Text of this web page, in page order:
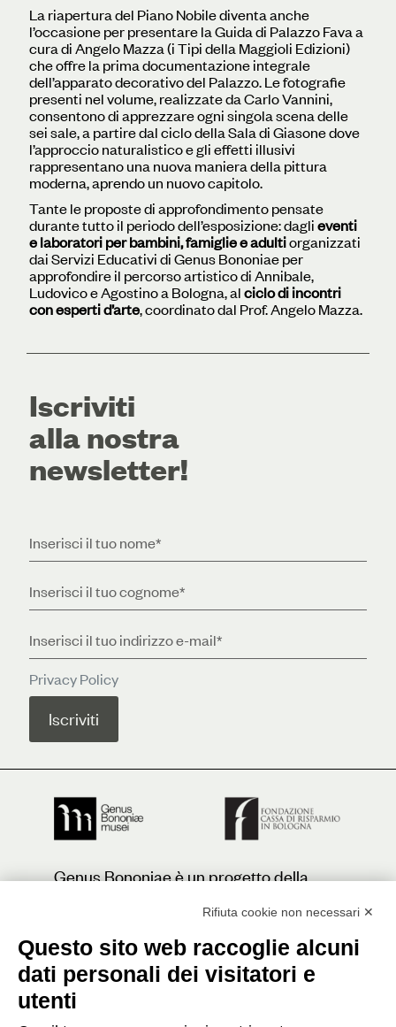
La riapertura del Piano Nobile diventa anche
l’occasione per presentare la Guida di Palazzo Fava a
cura di Angelo Mazza (i Tipi della Maggioli Edizioni)
che offre la prima documentazione integrale
dell’apparato decorativo del Palazzo. Le fotografie
presenti nel volume, realizzate da Carlo Vannini,
consentono di apprezzare ogni singola scena delle
sei sale, a partire dal ciclo della Sala di Giasone dove
l’approccio naturalistico e gli effetti illusivi
rappresentano una nuova maniera della pittura
moderna, aprendo un nuovo capitolo.
Tante le proposte di approfondimento pensate
durante tutto il periodo dell’esposizione: daglieventi
e laboratori per bambini, famiglie e adultiorganizzati
dai Servizi Educativi di Genus Bononiae per
approfondire il percorso artistico di Annibale,
Ludovico e Agostino a Bologna, alciclo di incontri
con esperti d’arte, coordinato dal Prof. Angelo Mazza.
Iscriviti
alla nostra
newsletter!
Privacy Policy
Genus Bononiae è un progetto della
Rifiuta cookie non necessari ✕
Questo sito web raccoglie alcuni
dati personali dei visitatori e
utenti